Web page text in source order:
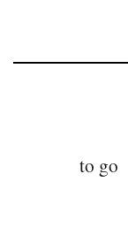
to go